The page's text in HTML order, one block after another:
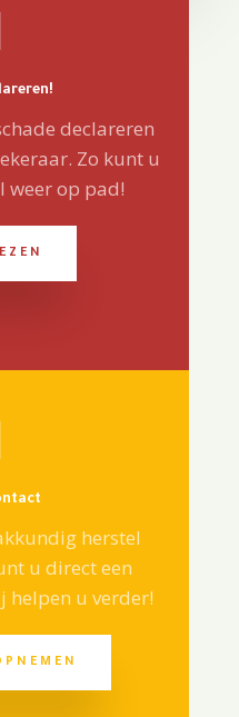
declareren
Zo kunt u
weer op pad!
herstel
u direct een
helpen u verder!